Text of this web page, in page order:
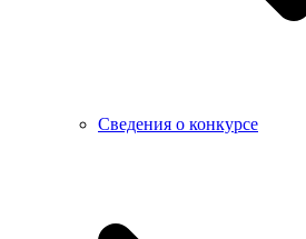
Сведения о конкурсе